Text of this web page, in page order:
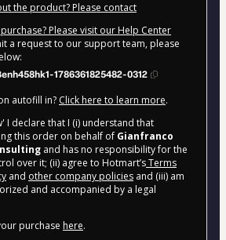
the product? Please contact
Please visit our Help Center
a request to our support team, please
1786361825482-0312
autofill in? Click here to learn more.
I declare that I (i) understand that
this order on behalf of Gianfranco
and has no responsibility for the
over it; (ii) agree to Hotmart’sTerms
and other company policies and (iii) am
and accompanied by a legal
purchase here.